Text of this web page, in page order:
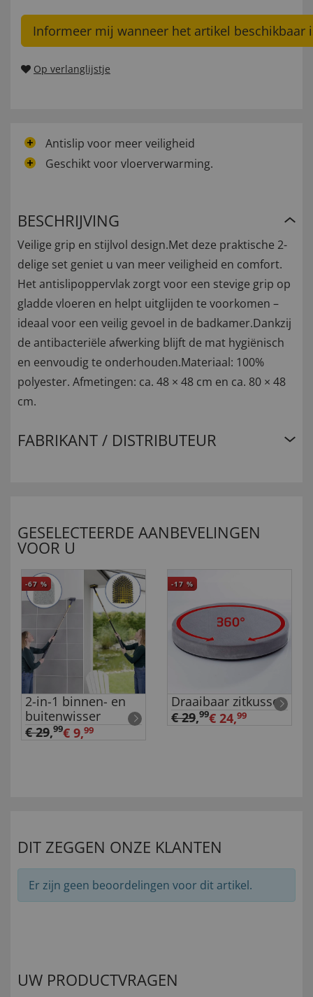
Informeer mij wanneer het artikel beschikbaar
Op verlanglijstje
Antislip voor meer veiligheid
Geschikt voor vloerverwarming.
BESCHRIJVING
Veilige grip en stijlvol design.Met deze praktische 2-
delige set geniet u van meer veiligheid en comfort.
Het antislipoppervlak zorgt voor een stevige grip op
gladde vloeren en helpt uitglijden te voorkomen –
ideaal voor een veilig gevoel in de badkamer.Dankzij
de antibacteriële afwerking blijft de mat hygiënisch
en eenvoudig te onderhouden.Materiaal: 100%
polyester. Afmetingen: ca. 48 × 48 cm en ca. 80 × 48
cm.
FABRIKANT / DISTRIBUTEUR
GESELECTEERDE AANBEVELINGEN
VOOR U
-67 %
2-in-1 binnen- en
buitenwisser
€ 29,99€ 9,99
-17 %
Draaibaar zitkussen
€ 29,99€ 24,99
DIT ZEGGEN ONZE KLANTEN
Er zijn geen beoordelingen voor dit artikel.
UW PRODUCTVRAGEN